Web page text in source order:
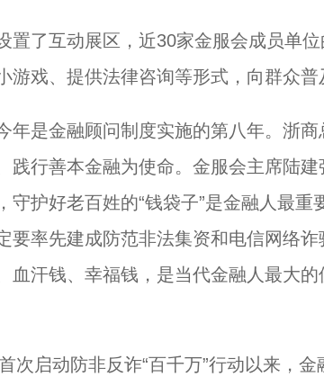
了互动展区，近30家金服会成员单位
游戏、提供法律咨询等形式，向群众普
是金融顾问制度实施的第八年。浙商
践行善本金融为使命。金服会主席陆
守护好老百姓的“钱袋子”是金融人最
要率先建成防范非法集资和电信网络
血汗钱、幸福钱，是当代金融人最大
启动防非反诈“百千万”行动以来，金